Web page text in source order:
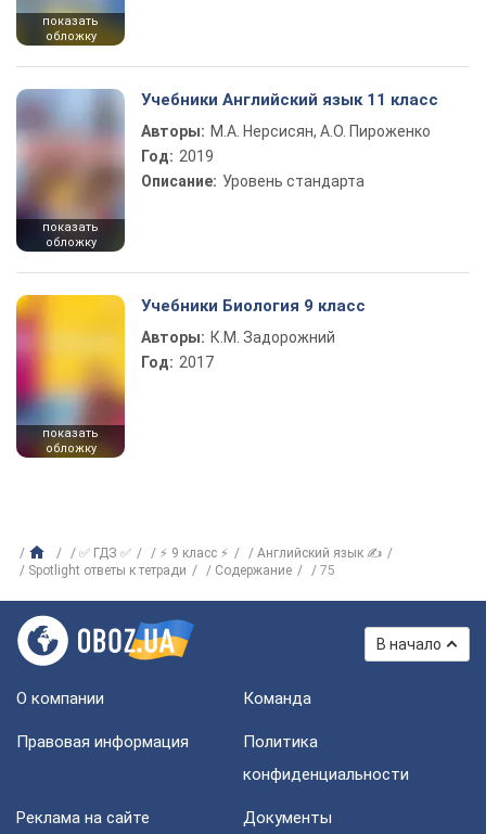
показать
обложку
показать
обложку
Учебники Английский язык 11 класс
Авторы: М.А. Нерсисян, А.О. Пироженко
Год: 2019
Описание: Уровень стандарта
показать
обложку
Учебники Биология 9 класс
Авторы: К.М. Задорожний
Год: 2017
✅ ГДЗ ✅ ⚡ 9 класс ⚡
Английский язык ✍
Spotlight ответы к тетради
Содержание 75
В начало
О компании Команда
Правовая информация
Политика
конфиденциальности
Реклама на сайте Документы